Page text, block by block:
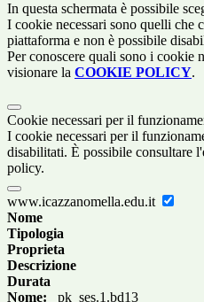
In questa schermata è possibile
I cookie necessari sono quelli che
piattaforma e non è possibile
Per conoscere quali sono i cookie
visionare la COOKIE POLICY.
Cookie necessari per il
I cookie necessari per il
disabilitati. È possibile consultare
policy.
www.icazzanomella.edu.it
Nome
Tipologia
Proprieta
Descrizione
Durata
Nome: _pk_ses.1.bd13